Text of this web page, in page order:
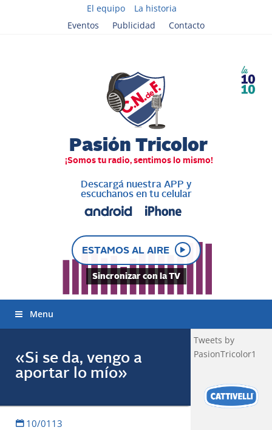
El equipo
La historia
Eventos
Publicidad Contacto
Descargá nuestra APP y
escuchanos en tu celular
ESTAMOS AL AIRE
Sincronizar con la TV
Menu
«Si se da, vengo a
aportar lo mío»
10/0113
Tweets by
PasionTricolor1